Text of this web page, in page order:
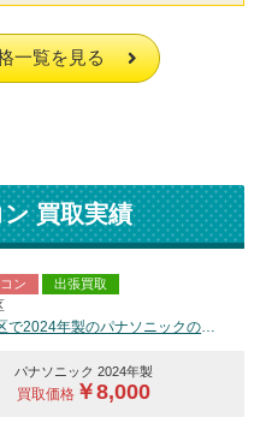
一覧を見る
買取実績
ン
出張買取
東京都目黒区で2024年製のパナソニックのルームエアコン【中古品】を買取しました。
パナソニック 2024年製
買取価格￥8,000